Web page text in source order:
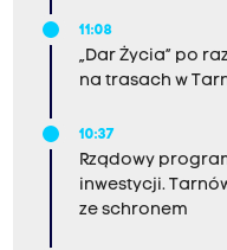
11:08
„Dar Życia” po
na trasach w
10:37
Rządowy
inwestycji.
ze schronem